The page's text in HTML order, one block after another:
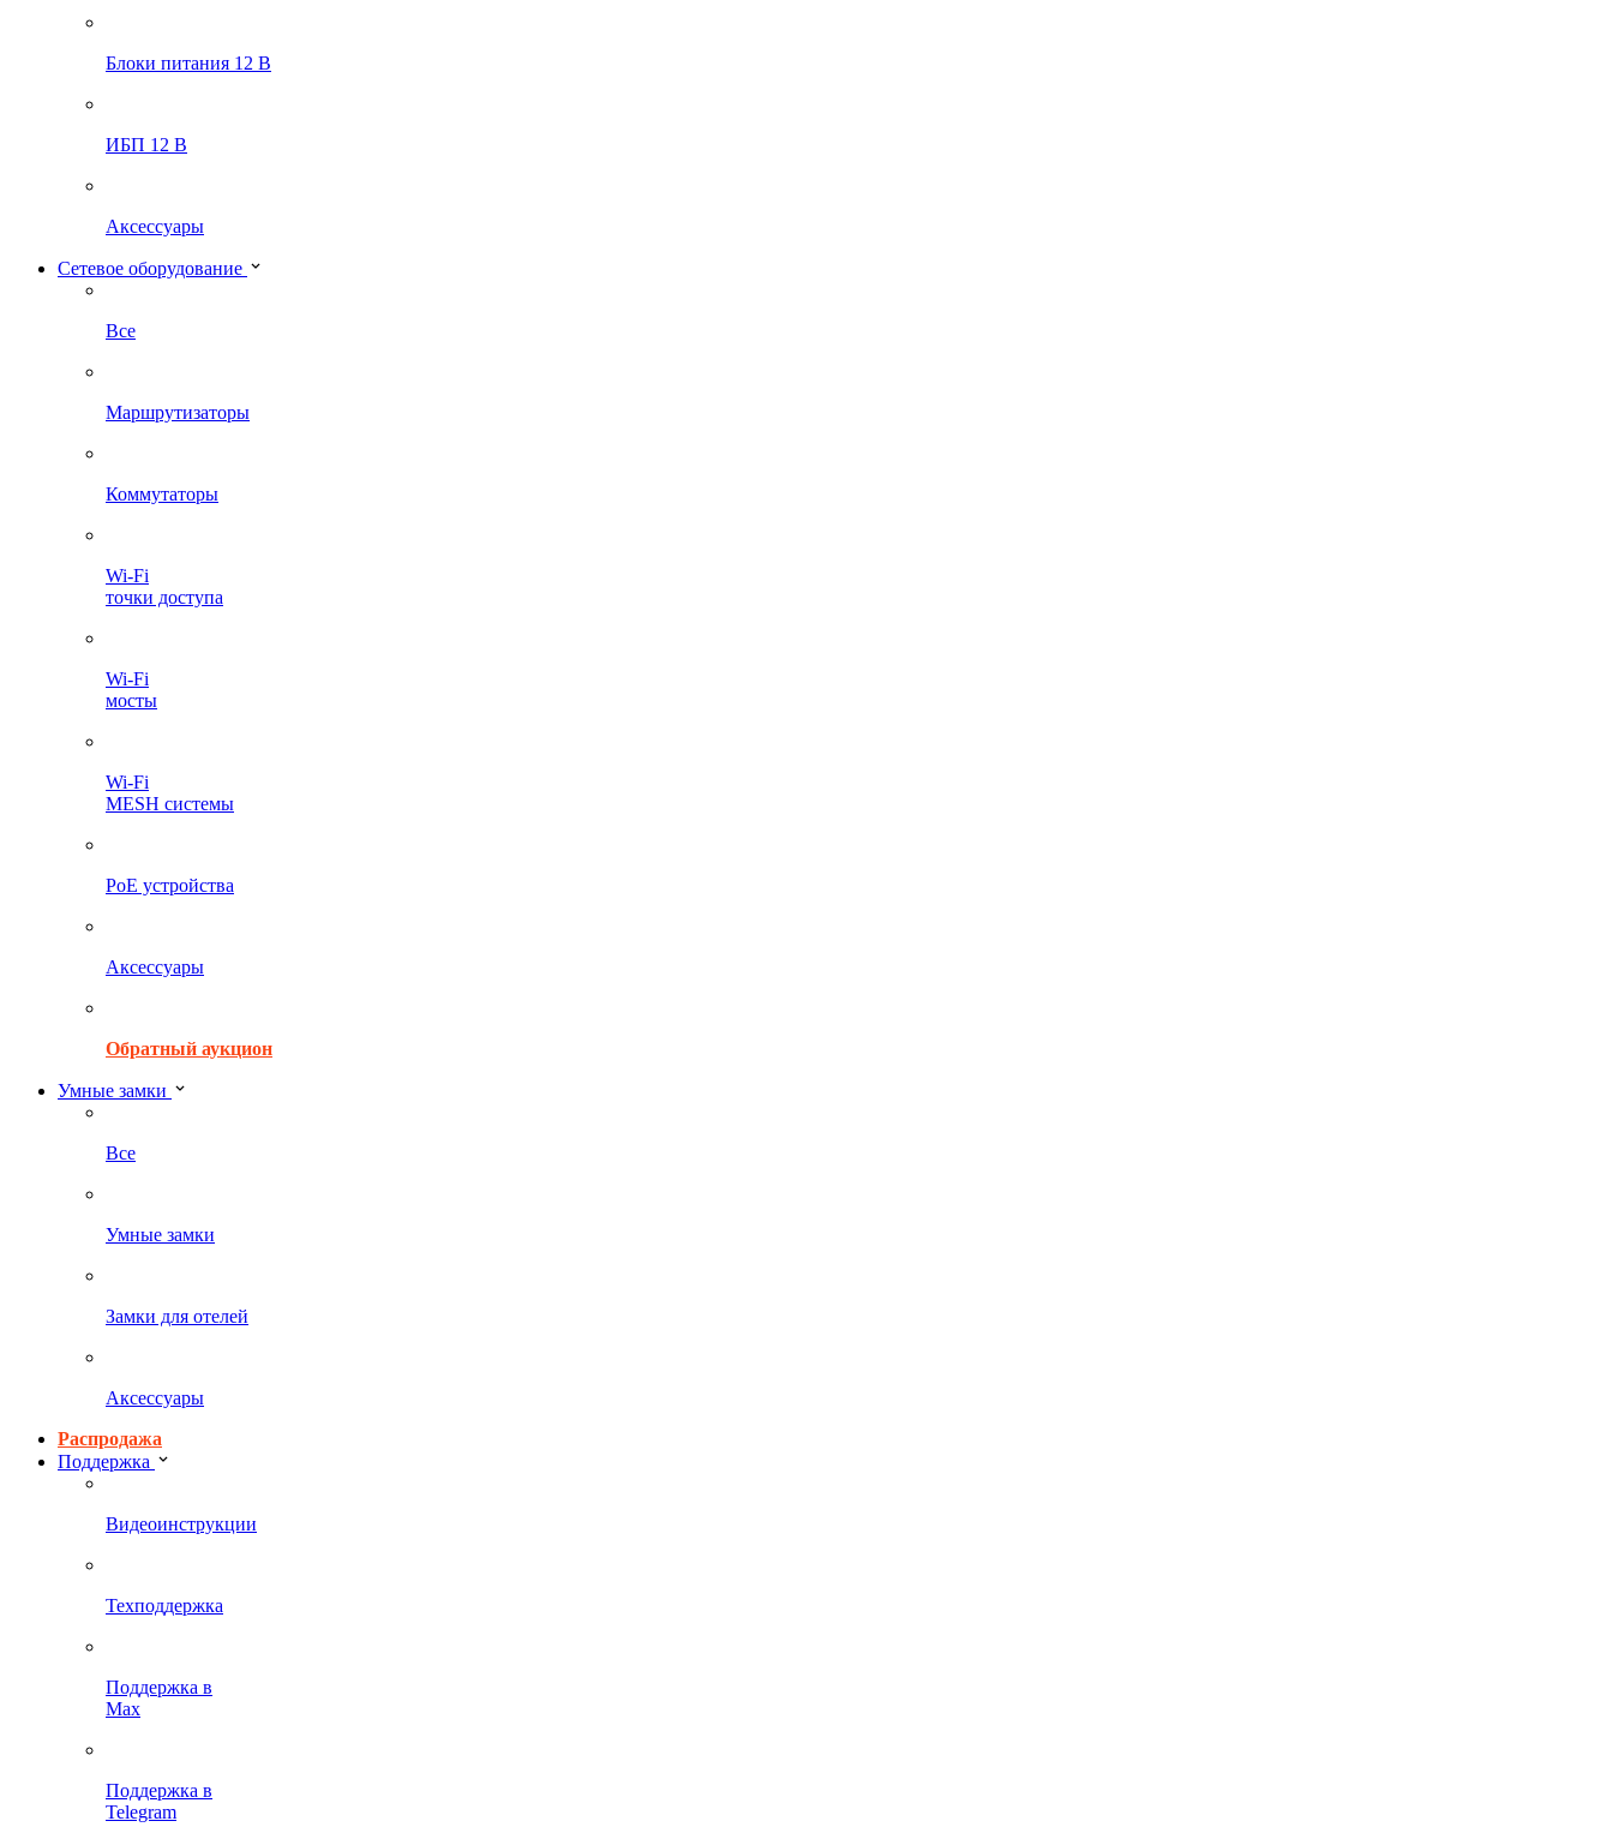
Блоки питания 12 В
ИБП 12 В
Аксессуары
Сетевое оборудование
Все
Маршрутизаторы
Коммутаторы
Wi-Fi
точки доступа
Wi-Fi
мосты
Wi-Fi
MESH системы
PoE устройства
Аксессуары
Обратный аукцион
Умные замки
Все
Умные замки
Замки для отелей
Аксессуары
Распродажа
Поддержка
Видеоинструкции
Техподдержка
Поддержка в
Max
Поддержка в
Telegram